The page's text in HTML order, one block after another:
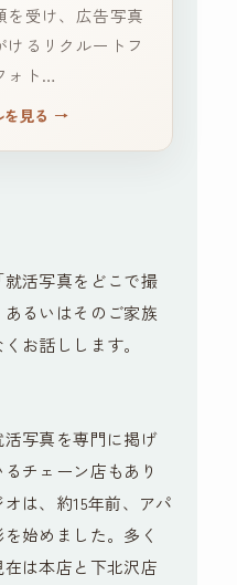
を受け、広告写真
るリクルートフ
ォト…
見る →
活写真をどこで撮
るいはそのご家族
お話しします。
写真を専門に掲げ
チェーン店もあり
は、約15年前、アパ
始めました。多く
は本店と下北沢店